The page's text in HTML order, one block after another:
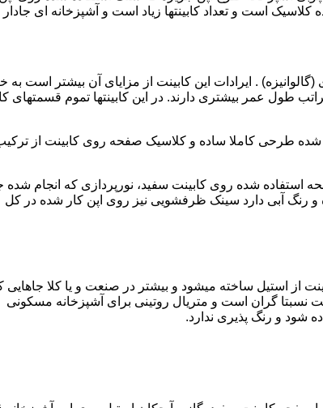
است و تعداد کابینتها زیاد است و آشپزخانه ای
. ایرادات این کابینت از مزایای آن بیشتر است
طول عمر بیشتری دارند. در این کابینتها تموم قسمتهای
شده طرحی کاملا ساده و کلاسیک صفحه روی کابینت از
استفاده شده روی کابینت سفید، نورپردازی که انجام شده
رنگ آبی دارد سینک ظرفشویی نیز روی اپن کار شده در کل
از استیل ساخته میشود و بیشتر در صنعت و یا کلا جاهایی
نسبتا گران است و متریال روتینی برای آشپزخانه مسکونی
شود و رنگ پذیری ندارد.